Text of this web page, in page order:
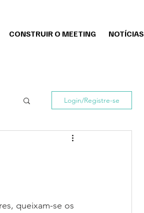
CONSTRUIR O MEETING NOTÍCIAS
Login/Registre-se
queixam-se os